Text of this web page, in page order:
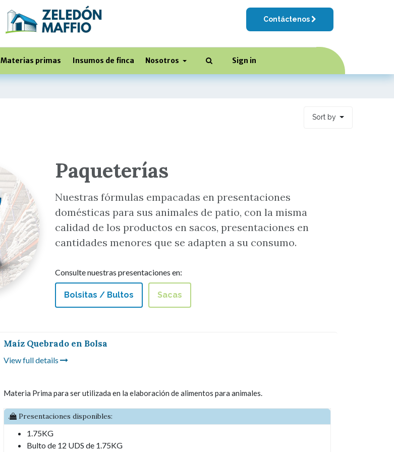
Contáctenos
Materias primas Insumos de finca Nosotros Sign in
Sort by
Paqueterías
Nuestras fórmulas empacadas en presentaciones
domésticas para sus animales de patio, con la misma
calidad de los productos en sacos, presentaciones en
cantidades menores que se adapten a su consumo.
Consulte nuestras presentaciones en:
Bolsitas / Bultos Sacas
Maíz Quebrado en Bolsa
View full details
Materia Prima para ser utilizada en la elaboración de alimentos para animales.
. Presentaciones disponibles:
1.75KG
Bulto de 12 UDS de 1.75KG